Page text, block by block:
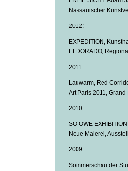
Nassauischer
2012:
EXPEDITION,
ELDORADO,
2011:
Lauwarm, Red
Art Paris 2011,
2010:
SO-OWE
Neue Malerei,
2009:
Sommerschau der